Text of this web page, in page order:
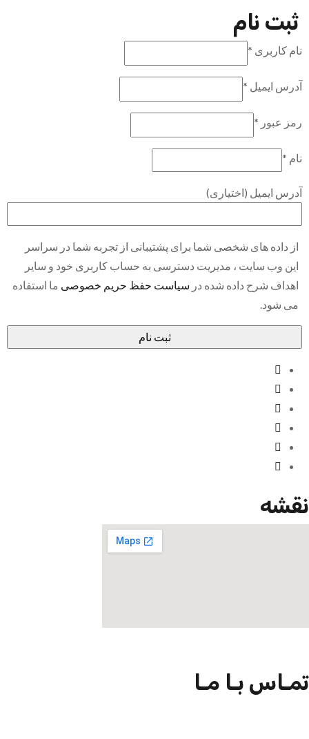
ثبت نام
نام کاربری *
آدرس ایمیل *
رمز عبور *
نام *
آدرس ایمیل (اختیاری)
از داده های شخصی شما برای پشتیبانی از تجربه شما در سراسر
این وب سایت ، مدیریت دسترسی به حساب کاربری خود و سایر
اهداف شرح داده شده در سیاست حفظ حریم خصوصی ما استفاده
می شود.
نقشه
تمـاس بـا مـا